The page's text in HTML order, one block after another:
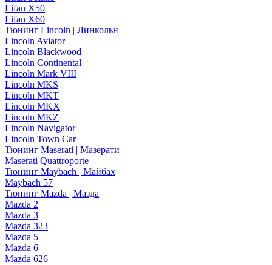
Lifan X50
Lifan X60
Тюнинг Lincoln | Линкольн
Lincoln Aviator
Lincoln Blackwood
Lincoln Continental
Lincoln Mark VIII
Lincoln MKS
Lincoln MKT
Lincoln MKX
Lincoln MKZ
Lincoln Navigator
Lincoln Town Car
Тюнинг Maserati | Мазерати
Maserati Quattroporte
Тюнинг Maybach | Майбах
Maybach 57
Тюнинг Mazda | Мазда
Mazda 2
Mazda 3
Mazda 323
Mazda 5
Mazda 6
Mazda 626